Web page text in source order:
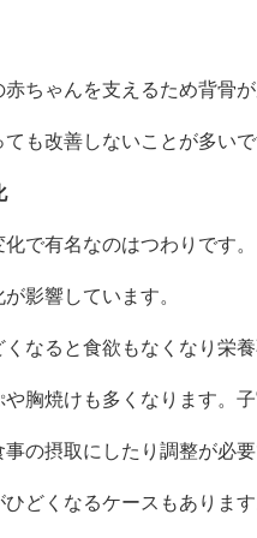
ちゃんを支えるため背骨
も改善しないことが多いで
で有名なのはつわりです。
影響しています。
なると食欲もなくなり栄
胸焼けも多くなります。
の摂取にしたり調整が必要
ひどくなるケースもありま